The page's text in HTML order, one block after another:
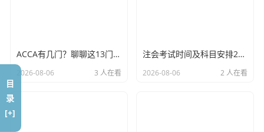
觉得，这并不意味着会计人的压力变小了，相反，以前你可
能还能利用国地税信息不对称的时间差“腾挪”一下，现在大
ACCA有几门？聊聊这13门考试背后的苦与甜
2026-08-06 3 人在看
注会考试时间及科目安排2022，一场关于坚持与策略的马拉松，我们该如何跑完全程？
2026-08-06 2 人在看
目
录
[+]